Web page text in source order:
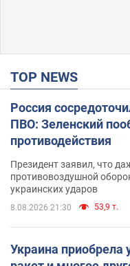
TOP NEWS
Россия
ПВО: Зеленский
противодействия
Президент заявил, что
противовоздушной
украинских ударов
8.08.2026 21:30 53,9 т.
Украина приобрела